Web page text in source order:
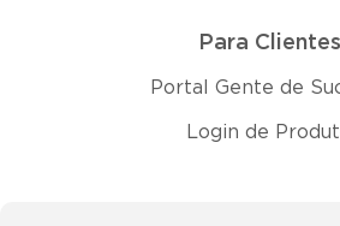
Para Clientes
Portal Gente de
Login de